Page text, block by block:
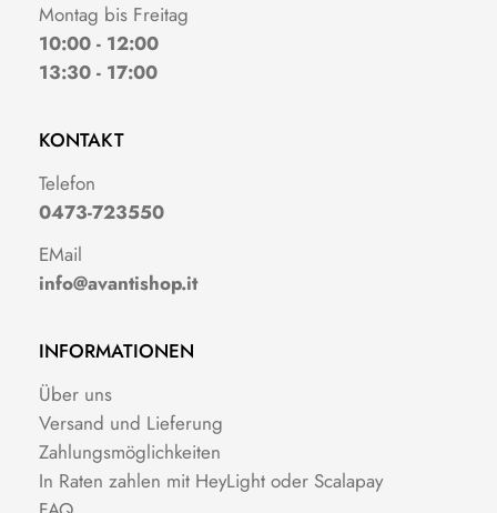
Montag bis Freitag
10:00 - 12:00
13:30 - 17:00
KONTAKT
Telefon
0473-723550
EMail
info@avantishop.it
INFORMATIONEN
Über uns
Versand und Lieferung
Zahlungsmöglichkeiten
In Raten zahlen mit HeyLight oder Scalapay